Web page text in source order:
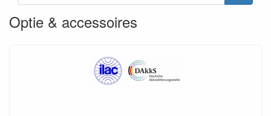
Optie & accessoires